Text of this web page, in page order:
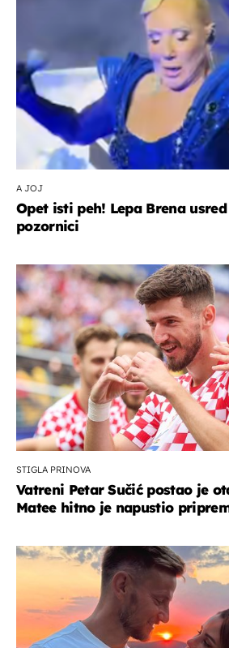
A JOJ
Opet isti peh! Lepa Brena
pozornici
STIGLA PRINOVA
Vatreni Petar Sučić postao je
Matee hitno je napustio